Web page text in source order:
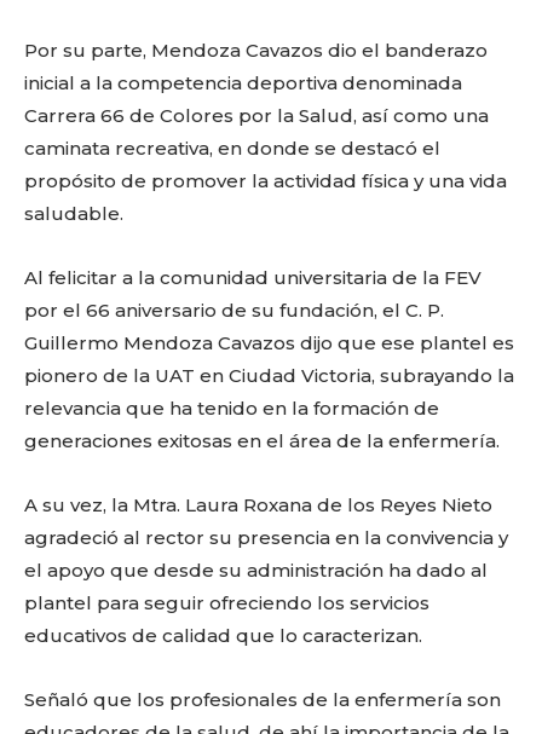
Por su parte, Mendoza Cavazos dio el banderazo
inicial a la competencia deportiva denominada
Carrera 66 de Colores por la Salud, así como una
caminata recreativa, en donde se destacó el
propósito de promover la actividad física y una vida
saludable.
Al felicitar a la comunidad universitaria de la FEV
por el 66 aniversario de su fundación, el C. P.
Guillermo Mendoza Cavazos dijo que ese plantel es
pionero de la UAT en Ciudad Victoria, subrayando la
relevancia que ha tenido en la formación de
generaciones exitosas en el área de la enfermería.
A su vez, la Mtra. Laura Roxana de los Reyes Nieto
agradeció al rector su presencia en la convivencia y
el apoyo que desde su administración ha dado al
plantel para seguir ofreciendo los servicios
educativos de calidad que lo caracterizan.
Señaló que los profesionales de la enfermería son